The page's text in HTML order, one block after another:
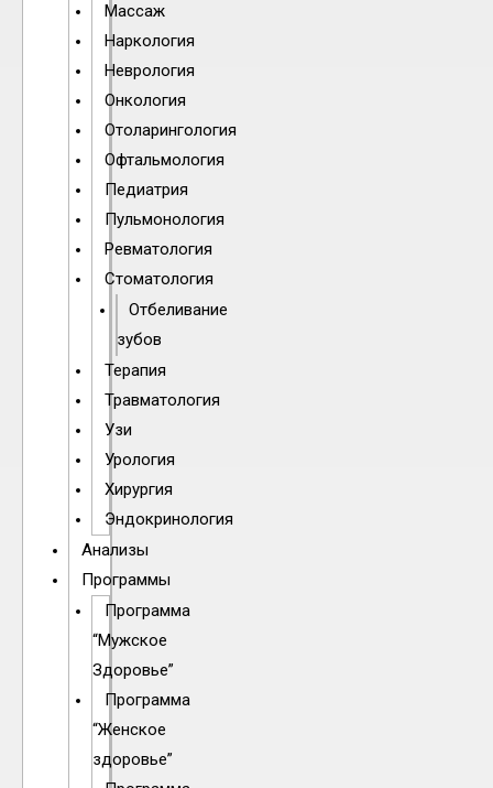
Массаж
Наркология
Неврология
Онкология
Отоларингология
Офтальмология
Педиатрия
Пульмонология
Ревматология
Стоматология
Отбеливание
зубов
Терапия
Травматология
Узи
Урология
Хирургия
Эндокринология
Анализы
Программы
Программа
“Мужское
Здоровье”
Программа
“Женское
здоровье”